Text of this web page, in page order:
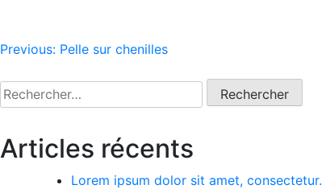
Navigation
de
l’article
Previous: Pelle sur chenilles
Rechercher :
Articles récents
Lorem ipsum dolor sit amet, consectetur.